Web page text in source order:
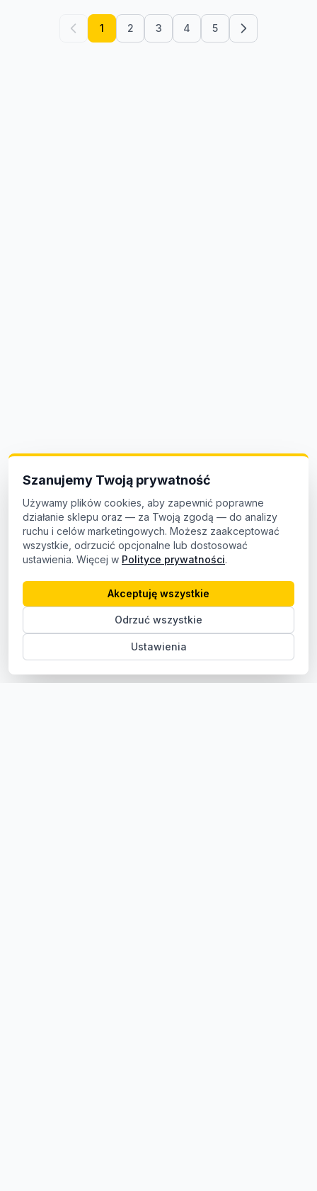
1 2 3 4 5
Szanujemy Twoją prywatność
Używamy plików cookies, aby zapewnić poprawne
działanie sklepu oraz — za Twoją zgodą — do analizy
ruchu i celów marketingowych. Możesz zaakceptować
wszystkie, odrzucić opcjonalne lub dostosować
ustawienia. Więcej w Polityce prywatności.
Ustawienia
Odrzuć wszystkie
Akceptuję wszystkie